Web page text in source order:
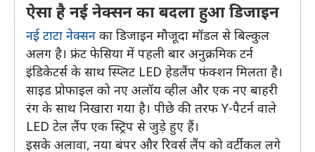
ऐसा है नई नेक्सन का बदला हुआ डिजाइन
नई टाटा नेक्सन का डिजाइन मौजूदा मॉडल से बिल्कुल
अलग है। फ्रंट फेसिया में पहली बार अनुक्रमिक टर्न
इंडिकेटर्स के साथ स्प्लिट LED हेडलैंप फंक्शन मिलता है।
साइड प्रोफाइल को नए अलॉय व्हील और एक नए बाहरी
रंग के साथ निखारा गया है। पीछे की तरफ Y-पैटर्न वाले
LED टेल लैंप एक स्ट्रिप से जुड़े हुए हैं।
इसके अलावा, नया बंपर और रिवर्स लैंप को वर्टीकल लगे